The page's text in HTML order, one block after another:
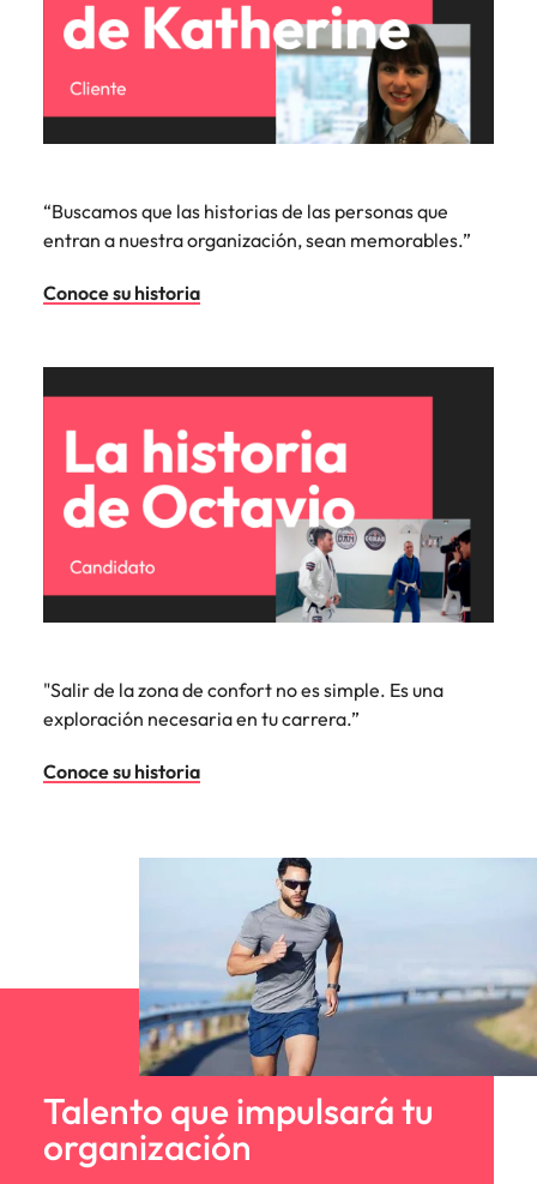
“Buscamos que las historias de las personas que
entran a nuestra organización, sean memorables.”
Conoce su historia
"Salir de la zona de confort no es simple. Es una
exploración necesaria en tu carrera.”
Conoce su historia
Talento que impulsará tu
organización